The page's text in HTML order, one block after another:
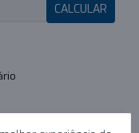
CALCULAR